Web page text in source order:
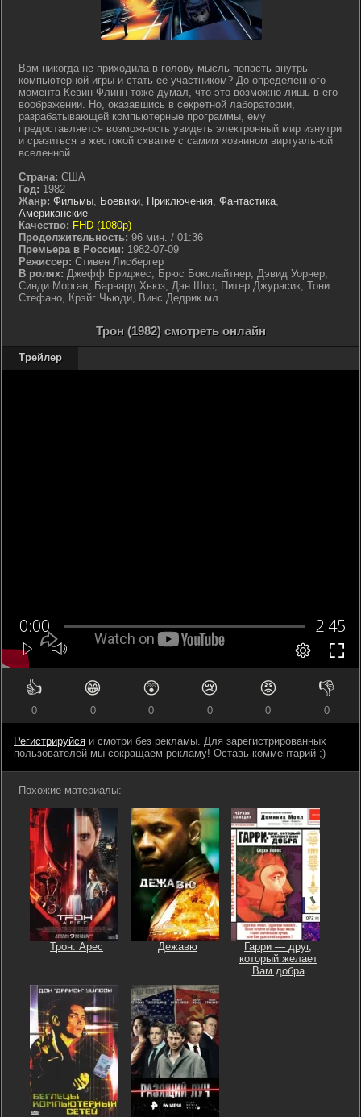
Вам никогда не приходила в голову мысль попасть внутрь
компьютерной игры и стать её участником? До определенного
момента Кевин Флинн тоже думал, что это возможно лишь в его
воображении. Но, оказавшись в секретной лаборатории,
разрабатывающей компьютерные программы, ему
предоставляется возможность увидеть электронный мир изнутри
и сразиться в жестокой схватке с самим хозяином виртуальной
вселенной.
Страна: США
Год: 1982
Жанр: Фильмы, Боевики, Приключения, Фантастика,
Американские
Качество: FHD (1080p)
Продолжительность: 96 мин. / 01:36
Премьера в России: 1982-07-09
Режиссер: Стивен Лисбергер
В ролях: Джефф Бриджес, Брюс Бокслайтнер, Дэвид Уорнер,
Синди Морган, Барнард Хьюз, Дэн Шор, Питер Джурасик, Тони
Стефано, Крэйг Чьюди, Винс Дедрик мл.
Трон (1982) смотреть онлайн
Трейлер
👍
0
😁
0
😲
0
😢
0
😡
0
👎
0
Регистрируйся и смотри без рекламы. Для зарегистрированных
пользователей мы сокращаем рекламу! Оставь комментарий ;)
Похожие материалы:
Трон: Арес Дежавю
Гарри — друг,
который желает
Вам добра